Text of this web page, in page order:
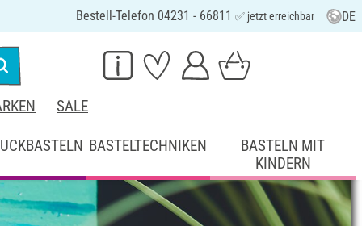
Bestell-Telefon 04231 - 66811 ✅ jetzt erreichbar DE
SALE
BASTELTECHNIKEN
BASTELN MIT
KINDERN